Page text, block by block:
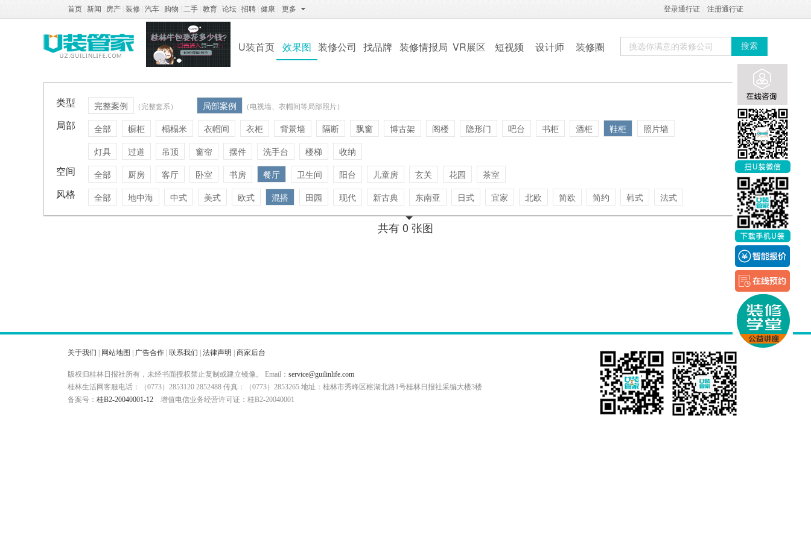
注册通行证
登录通行证
首页 新闻 房产 装修 汽车 购物 二手 教育 论坛 招聘 健康 更多
U装首页 效果图 装修公司 找品牌 装修情报局 VR展区 短视频 设计师 装修圈 搜索
类型 完整案例 （完整套系） 局部案例 （电视墙、衣帽间等局部照片）
局部 全部 橱柜 榻榻米 衣帽间 衣柜 背景墙 隔断 飘窗 博古架 阁楼 隐形门 吧台 书柜 酒柜 鞋柜
照片墙
灯具
过道 吊顶 窗帘 摆件 洗手台 楼梯 收纳
空间 全部 厨房 客厅 卧室 书房 餐厅 卫生间 阳台 儿童房 玄关 花园 茶室
风格 全部 地中海 中式 美式 欧式 混搭 田园 现代 新古典 东南亚 日式 宜家 北欧 简欧 简约 韩式 法式
共有 0 张图
关于我们 网站地图 广告合作 联系我们 法律声明 商家后台
版权归桂林日报社所有，未经书面授权禁止复制或建立镜像。 Email： service@guilinlife.com
桂林生活网客服电话：（0773）2853120 2852488 传真：（0773）2853265 地址：桂林市秀峰区榕湖北路1号桂林日报社采编大楼3楼
备案号： 桂B2-20040001-12 增值电信业务经营许可证：桂B2-20040001